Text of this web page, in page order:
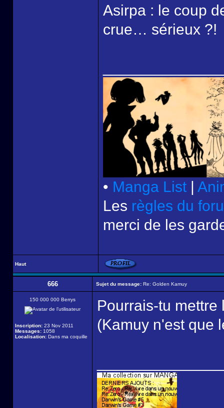
Asirpa : le coup
crue… sérieux ?!
• Manga List |
Les règles du
merci de les
Haut
666 Sujet du message: Re: Golden Kamuy
150 000 000 Berrys
Inscription: 23 Nov 2011
Messages: 1058
Localisation: Dans ma coquille
Pourrais-tu
(Kamuy n'est que